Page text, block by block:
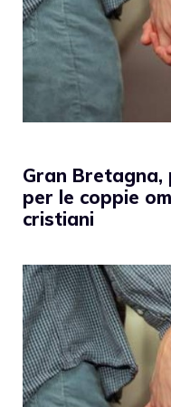
Gran
per le coppie
cristiani